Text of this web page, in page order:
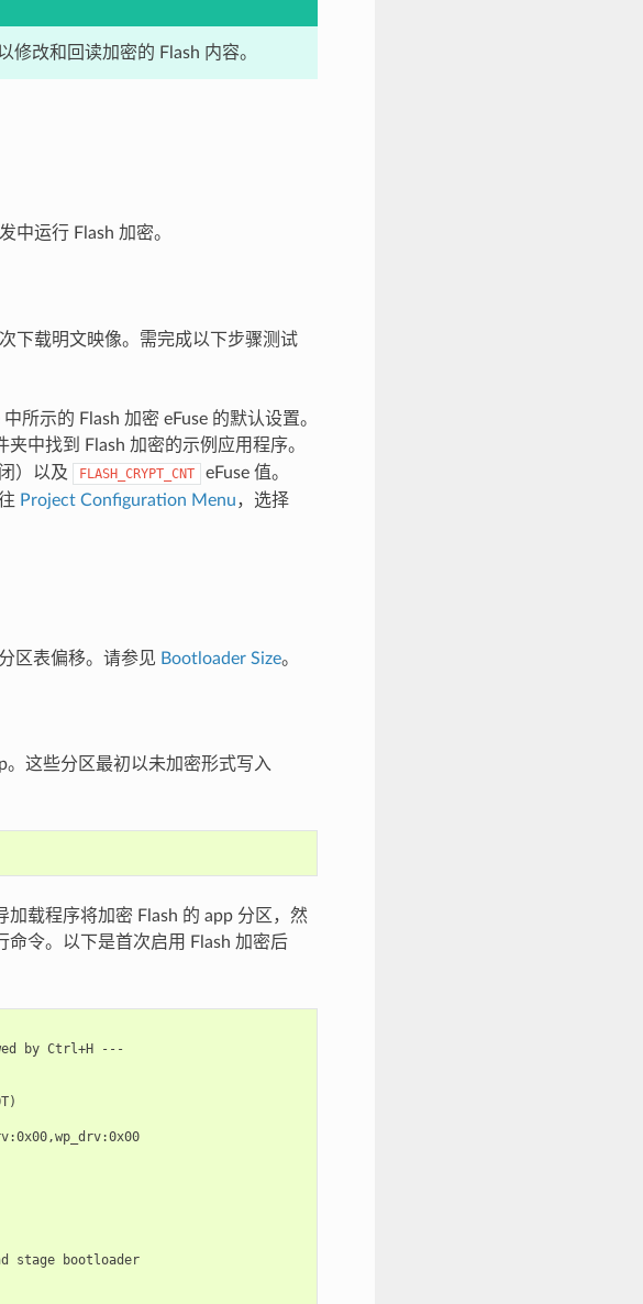
改和回读加密的 Flash 内容。
中运行 Flash 加密。
下载明文映像。需完成以下步骤测试
中所示的 Flash 加密 eFuse 的默认设置。
夹中找到 Flash 加密的示例应用程序。
）以及
FLASH_CRYPT_CNT
eFuse 值。
Project Configuration Menu，选择
区表偏移。请参见 Bootloader Size。
这些分区最初以未加密形式写入
载程序将加密 Flash 的 app 分区，然
令。以下是首次启用 Flash 加密后
by Ctrl+H ---
stage bootloader